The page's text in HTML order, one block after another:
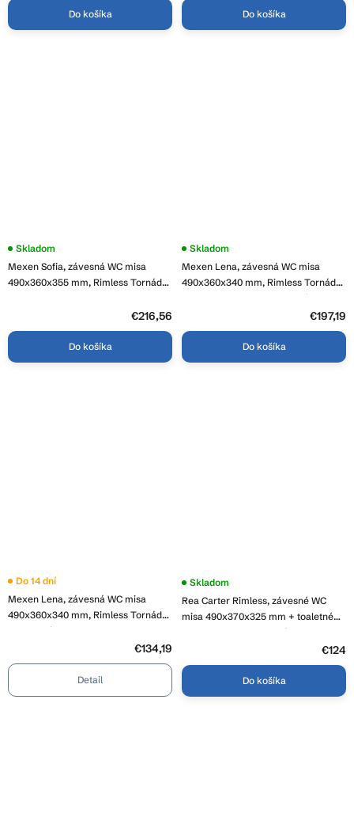
Do košíka Do košíka
Mexen Sofia, závesná WC misa
490x360x355 mm, Rimless Tornádo
Skladom
€216,56
Do košíka
Mexen Lena, závesná WC misa
490x360x340 mm, Rimless Tornádo
+ WC sedadlo z duroplastu, čierna
Skladom
€197,19
Do košíka
Mexen Lena, závesná WC misa
490x360x340 mm, Rimless Tornádo
+ toaletné WC sedadlo z duroplastu,
Do 14 dní
€134,19
Detail
Rea Carter Rimless, závesné WC
misa 490x370x325 mm + toaletné
WC sedadlo, biela lesklá, REA-C1400
Skladom
€124
Do košíka